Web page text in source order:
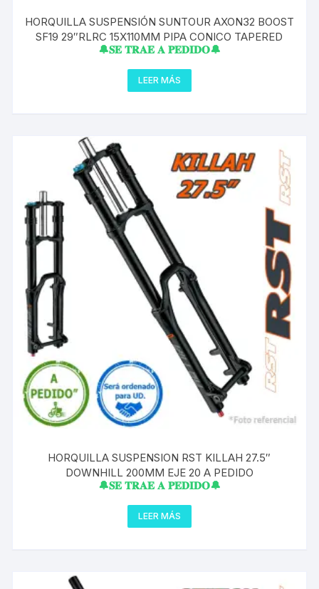
HORQUILLA SUSPENSIÓN SUNTOUR AXON32 BOOST
SF19 29″RLRC 15X110MM PIPA CONICO TAPERED
🔔𝐒𝐄 𝐓𝐑𝐀𝐄 𝐀 𝐏𝐄𝐃𝐈𝐃𝐎🔔
LEER MÁS
HORQUILLA SUSPENSION RST KILLAH 27.5″
DOWNHILL 200MM EJE 20 A PEDIDO
🔔𝐒𝐄 𝐓𝐑𝐀𝐄 𝐀 𝐏𝐄𝐃𝐈𝐃𝐎🔔
LEER MÁS